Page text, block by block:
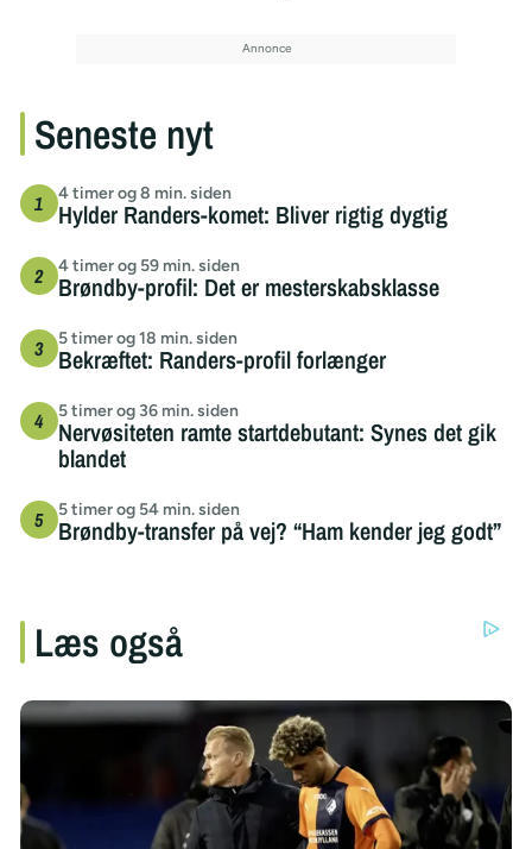
Seneste nyt
4 timer og 8 min. siden
Hylder Randers-komet: Bliver rigtig dygtig
4 timer og 59 min. siden
Brøndby-profil: Det er mesterskabsklasse
5 timer og 18 min. siden
Bekræftet: Randers-profil forlænger
5 timer og 36 min. siden
Nervøsiteten ramte startdebutant: Synes det gik
blandet
5 timer og 54 min. siden
Brøndby-transfer på vej? “Ham kender jeg godt”